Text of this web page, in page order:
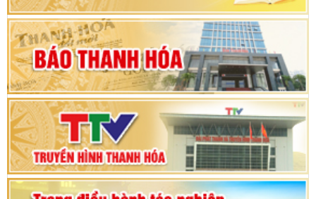
Khai mạc Kỳ họp bất thường lần thứ 9, Quốc
hội khóa XV
Phiên thảo luận Kỳ họp thứ 24, HĐND tỉnh
Thanh Hóa khóa XVIII, nhiệm kỳ 2021 - 2026
Bế mạc Kỳ họp thứ hai bốn, Hội đồng nhân dân
tỉnh khoá XVIII